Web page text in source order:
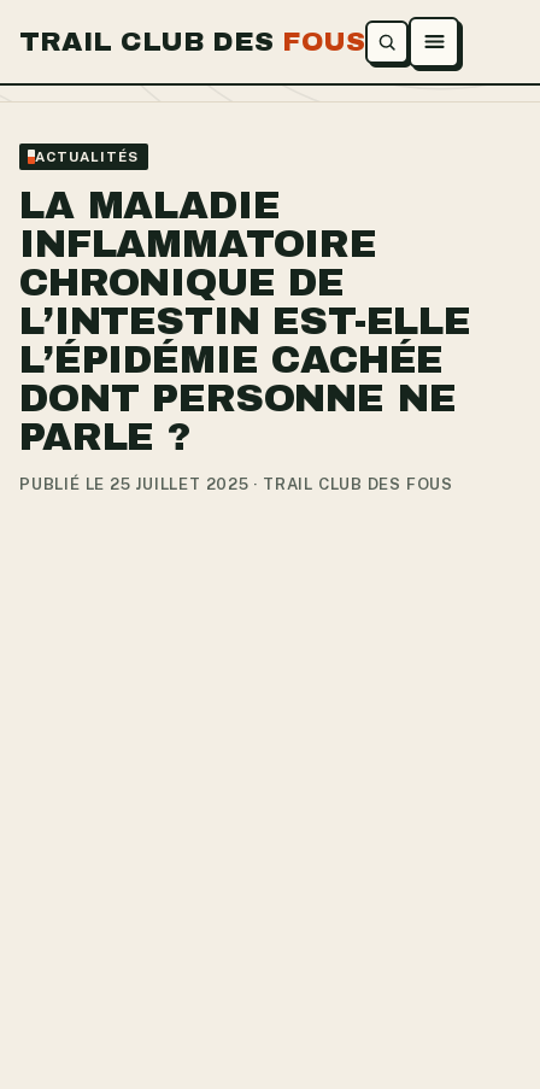
TRAIL CLUB DES FOUS Ouvrir le menu
ACTUALITÉS
LA MALADIE
INFLAMMATOIRE
CHRONIQUE DE
L’INTESTIN EST-ELLE
L’ÉPIDÉMIE CACHÉE
DONT PERSONNE NE
PARLE ?
PUBLIÉ LE 25 JUILLET 2025 · TRAIL CLUB DES FOUS